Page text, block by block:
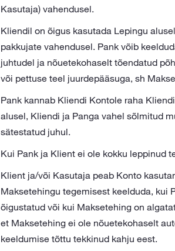
Kasutaja) vahendusel.
Kliendil on õigus kasutada Lepingu
pakkujate vahendusel. Pank võib
juhtudel ja nõuetekohaselt tõendatud
või pettuse teel juurdepääsuga, sh
Pank kannab Kliendi Kontole raha
alusel, Kliendi ja Panga vahel sõlmitud
sätestatud juhul.
Kui Pank ja Klient ei ole kokku leppinud
Klient ja/või Kasutaja peab Konto
Maksetehingu tegemisest keelduda, kui
õigustatud või kui Maksetehing on
et Maksetehing ei ole nõuetekohaselt
keeldumise tõttu tekkinud kahju eest.